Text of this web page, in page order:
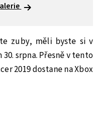
zuby, měli byste si v
srpna. Přesně v tento
2019 dostane na Xbox